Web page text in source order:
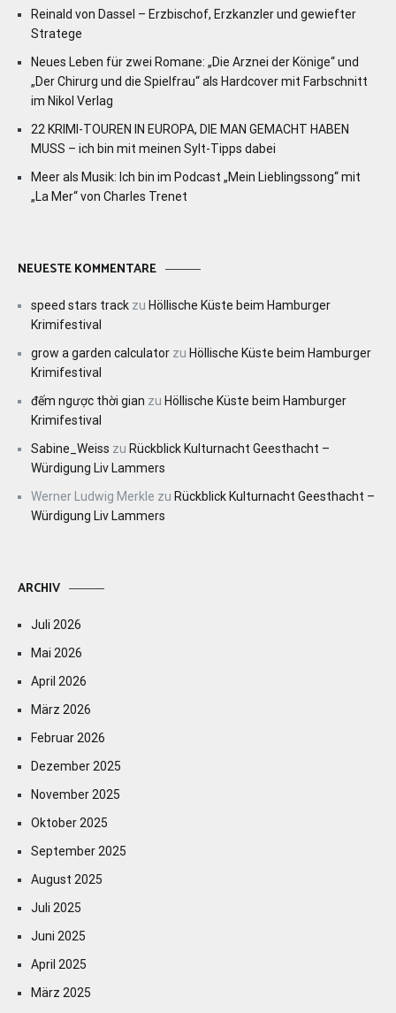
Reinald von Dassel – Erzbischof, Erzkanzler und gewiefter
Stratege
Neues Leben für zwei Romane: „Die Arznei der Könige“ und
„Der Chirurg und die Spielfrau“ als Hardcover mit Farbschnitt
im Nikol Verlag
22 KRIMI-TOUREN IN EUROPA, DIE MAN GEMACHT HABEN
MUSS – ich bin mit meinen Sylt-Tipps dabei
Meer als Musik: Ich bin im Podcast „Mein Lieblingssong“ mit
„La Mer“ von Charles Trenet
NEUESTE KOMMENTARE
speed stars track zu Höllische Küste beim Hamburger
Krimifestival
grow a garden calculator zu Höllische Küste beim Hamburger
Krimifestival
đếm ngược thời gian zu Höllische Küste beim Hamburger
Krimifestival
Sabine_Weiss zu Rückblick Kulturnacht Geesthacht –
Würdigung Liv Lammers
Werner Ludwig Merkle zu Rückblick Kulturnacht Geesthacht –
Würdigung Liv Lammers
ARCHIV
Juli 2026
Mai 2026
April 2026
März 2026
Februar 2026
Dezember 2025
November 2025
Oktober 2025
September 2025
August 2025
Juli 2025
Juni 2025
April 2025
März 2025